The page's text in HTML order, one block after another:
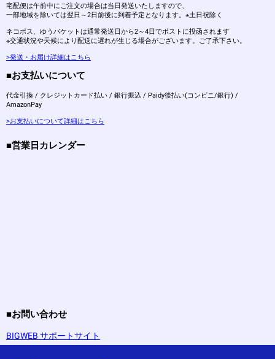
宅配便は午前中にご注文の場合は当日発送いたしますので、
一部地域を除いては翌日～2日前後に到着予定となります。※土日祝除く
ネコポス、ゆうパケットは通常発送日から2～4日でポストに投函されます
※交通状況や天候により配送に遅れが生じる場合がございます。ご了承下さい。
>発送・お届け詳細はこちら
■お支払いについて
代金引換 / クレジットカード払い / 銀行振込 / Paidy後払い(コンビニ/銀行) /
AmazonPay
>お支払いについて詳細はこちら
■営業日カレンダー
■お問い合わせ
BIGWEB サポートサイト